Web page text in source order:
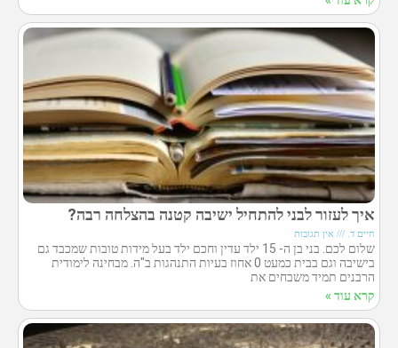
איך לעזור לבני להתחיל ישיבה קטנה בהצלחה רבה?
חיים ד. אין תגובות
שלום לכם. בני בן ה- 15 ילד עדין וחכם ילד בעל מידות טובות שמכבד גם
בישיבה וגם בבית כמעט 0 אחוז בעיות התנהגות ב"ה. מבחינה לימודית
הרבנים תמיד משבחים את
קרא עוד »